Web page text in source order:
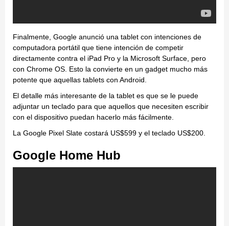
Finalmente, Google anunció una tablet con intenciones de
computadora portátil que tiene intención de competir
directamente contra el iPad Pro y la Microsoft Surface, pero
con Chrome OS. Esto la convierte en un gadget mucho más
potente que aquellas tablets con Android.
El detalle más interesante de la tablet es que se le puede
adjuntar un teclado para que aquellos que necesiten escribir
con el dispositivo puedan hacerlo más fácilmente.
La Google Pixel Slate costará US$599 y el teclado US$200.
Google Home Hub